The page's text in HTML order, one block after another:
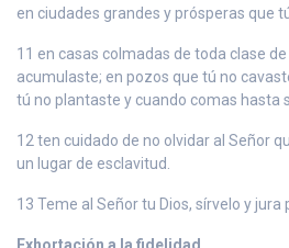
en ciudades grandes y prósperas que
11 en casas colmadas de toda clase
acumulaste; en pozos que tú no
tú no plantaste y cuando comas hasta
12 ten cuidado de no olvidar al Señor
un lugar de esclavitud.
13 Teme al Señor tu Dios, sírvelo y jura
Exhortación a la fidelidad